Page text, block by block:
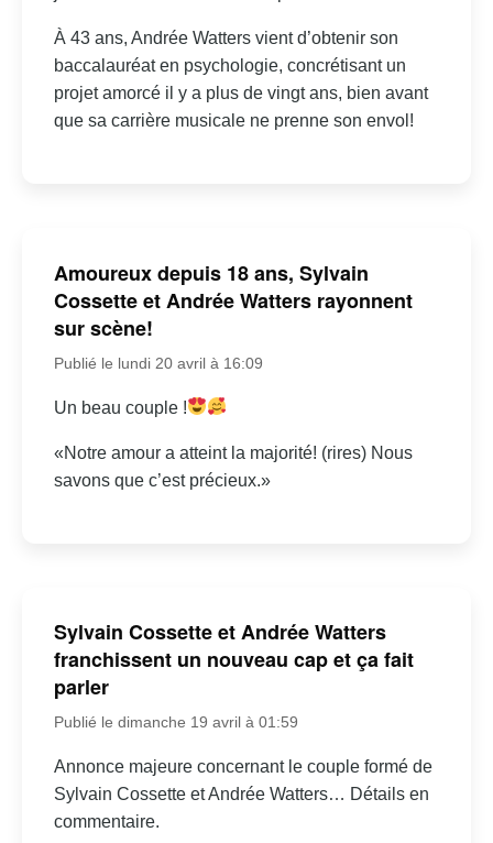
À 43 ans, Andrée Watters vient d’obtenir son
baccalauréat en psychologie, concrétisant un
projet amorcé il y a plus de vingt ans, bien avant
que sa carrière musicale ne prenne son envol!
Amoureux depuis 18 ans, Sylvain
Cossette et Andrée Watters rayonnent
sur scène!
Publié le lundi 20 avril à 16:09
Un beau couple !
«Notre amour a atteint la majorité! (rires) Nous
savons que c’est précieux.»
Sylvain Cossette et Andrée Watters
franchissent un nouveau cap et ça fait
parler
Publié le dimanche 19 avril à 01:59
Annonce majeure concernant le couple formé de
Sylvain Cossette et Andrée Watters… Détails en
commentaire.